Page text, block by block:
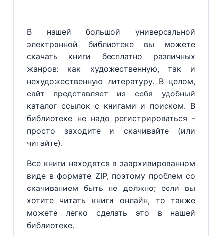
В нашей большой универсальной
электронной библиотеке вы можете
скачать книги бесплатно различных
жанров: как художественную, так и
нехудожественную литературу. В целом,
сайт представляет из себя удобный
каталог ссылок с книгами и поиском. В
библиотеке не надо регистрироваться -
просто заходите и скачивайте (или
читайте).
Все книги находятся в заархивированном
виде в формате ZIP, поэтому проблем со
скачиванием быть не должно; если вы
хотите читать книги онлайн, то также
можете легко сделать это в нашей
библиотеке.